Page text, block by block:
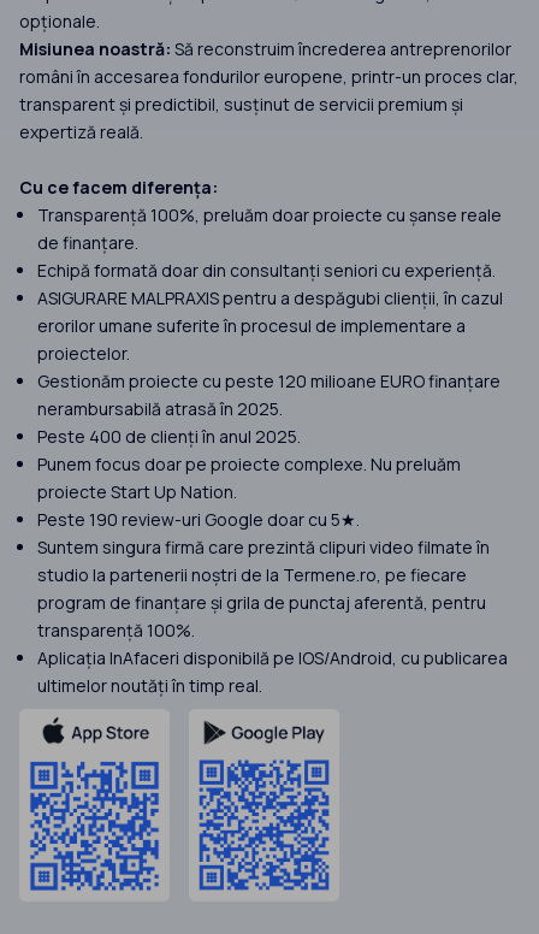
opționale.
Misiunea noastră: Să reconstruim încrederea antreprenorilor
români în accesarea fondurilor europene, printr-un proces clar,
transparent și predictibil, susținut de servicii premium și
expertiză reală.
Cu ce facem diferența:
Transparență 100%, preluăm doar proiecte cu șanse reale
de finanțare.
Echipă formată doar din consultanți seniori cu experiență.
ASIGURARE MALPRAXIS pentru a despăgubi clienții, în cazul
erorilor umane suferite în procesul de implementare a
proiectelor.
Gestionăm proiecte cu peste 120 milioane EURO finanțare
nerambursabilă atrasă în 2025.
Peste 400 de clienți în anul 2025.
Punem focus doar pe proiecte complexe. Nu preluăm
proiecte Start Up Nation.
Peste 190 review-uri Google doar cu 5★.
Suntem singura firmă care prezintă clipuri video filmate în
studio la partenerii noștri de la Termene.ro, pe fiecare
program de finanțare și grila de punctaj aferentă, pentru
transparență 100%.
Aplicația InAfaceri disponibilă pe IOS/Android, cu publicarea
ultimelor noutăți în timp real.